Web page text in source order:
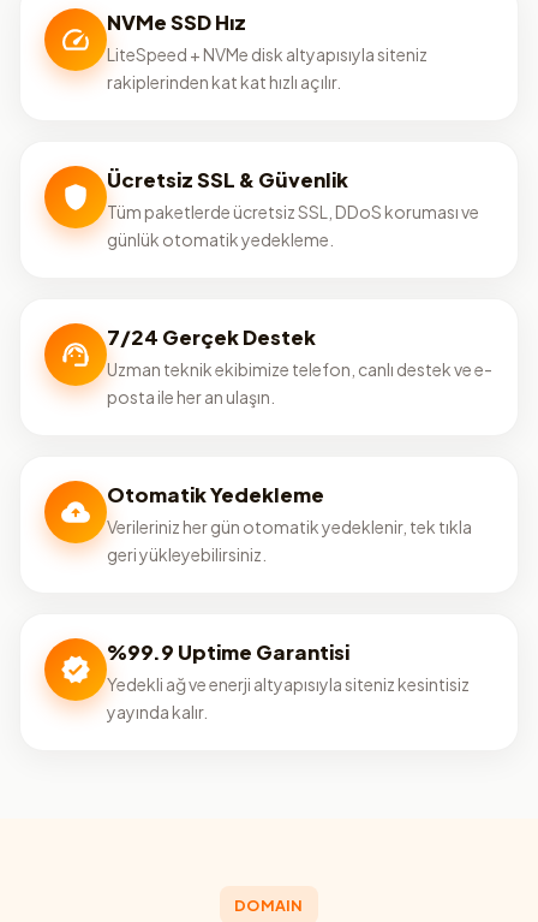
NVMe SSD Hız
LiteSpeed + NVMe disk altyapısıyla siteniz
rakiplerinden kat kat hızlı açılır.
Ücretsiz SSL & Güvenlik
Tüm paketlerde ücretsiz SSL, DDoS koruması ve
günlük otomatik yedekleme.
7/24 Gerçek Destek
Uzman teknik ekibimize telefon, canlı destek ve e-
posta ile her an ulaşın.
Otomatik Yedekleme
Verileriniz her gün otomatik yedeklenir, tek tıkla
geri yükleyebilirsiniz.
%99.9 Uptime Garantisi
Yedekli ağ ve enerji altyapısıyla siteniz kesintisiz
yayında kalır.
DOMAIN